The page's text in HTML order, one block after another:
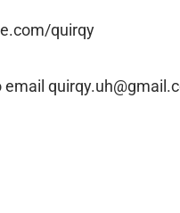
quirqy